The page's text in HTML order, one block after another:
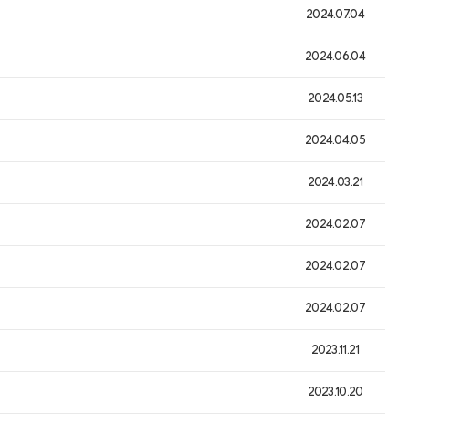
2024.07.04
2024.06.04
2024.05.13
2024.04.05
2024.03.21
2024.02.07
2024.02.07
2024.02.07
2023.11.21
2023.10.20